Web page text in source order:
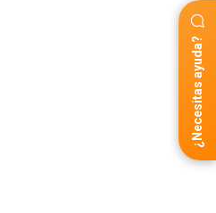
¿Necesitas ayuda?